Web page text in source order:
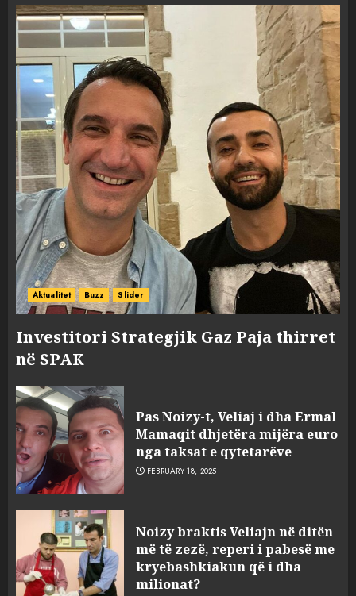
Aktualitet Buzz Slider
Investitori Strategjik Gaz Paja thirret
në SPAK
Pas Noizy-t, Veliaj i dha Ermal
Mamaqit dhjetëra mijëra euro
nga taksat e qytetarëve
FEBRUARY 18, 2025
Noizy braktis Veliajn në ditën
më të zezë, reperi i pabesë me
kryebashkiakun që i dha
milionat?
3
sulmuan “One Albania”,
ngjarja u fsheh. A u vodhën
serverat?
MARCH 25, 2025